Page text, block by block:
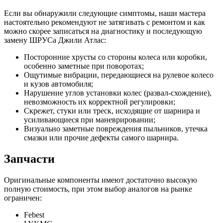
Если вы обнаружили следующие симптомы, наши мастера
настоятельно рекомендуют не затягивать с ремонтом и как
можно скорее записаться на диагностику и последующую
замену ШРУСа Джили Атлас:
Посторонние хрусты со стороны колеса или коробки,
особенно заметные при поворотах;
Ощутимые вибрации, передающиеся на рулевое колесо
и кузов автомобиля;
Нарушение углов установки колес (развал-схождение),
невозможность их корректной регулировки;
Скрежет, стуки или треск, исходящие от шарнира и
усиливающиеся при маневрировании;
Визуально заметные повреждения пыльников, утечка
смазки или прочие дефекты самого шарнира.
Запчасти
Оригинальные компоненты имеют достаточно высокую
полную стоимость, при этом выбор аналогов на рынке
ограничен:
Febest